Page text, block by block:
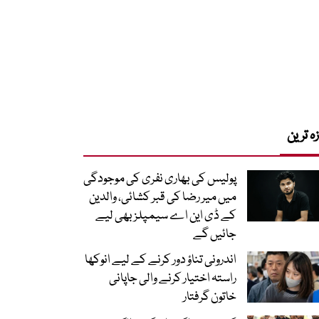
ترین
پولیس کی بھاری نفری کی موجودگی
میں میر رضا کی قبر کشائی، والدین
کے ڈی این اے سیمپلز بھی لیے
جائیں گے
اندرونی تناؤ دور کرنے کے لیے انوکھا
راستہ اختیار کرنے والی جاپانی
خاتون گرفتار